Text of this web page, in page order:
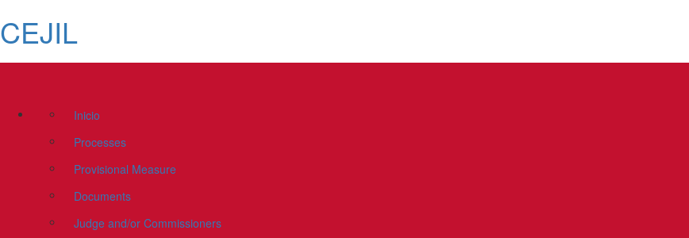
CEJIL
Inicio
Processes
Provisional Measure
Documents
Judge and/or Commissioners